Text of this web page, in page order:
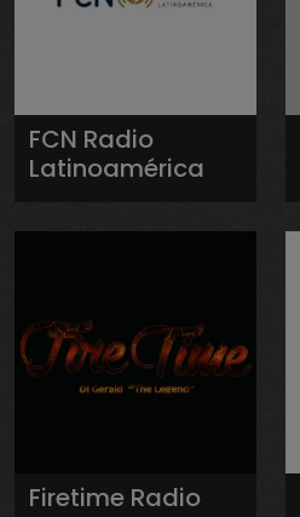
FCN Radio
Latinoamérica
Firetime Radio